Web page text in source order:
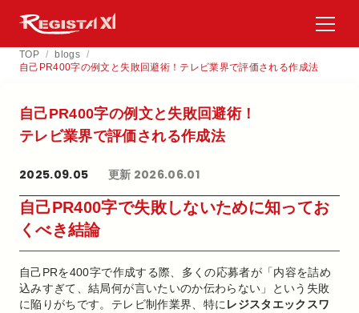
TOP / blogs /
自己PR400字の例文と失敗回避術！テレビ業界で評価される作成法
自己PR400字の​例文と​失敗回避術！​
テレビ業界で​評価される​作成法
2025.09.05 更新 2026.06.01
自己PR400字で失敗しないために知ってお
くべき結論
自己PRを400字で作成する際、多くの応募者が「内容を詰め
込みすぎて、結局何が言いたいのか伝わらない」という失敗
に陥りがちです。テレビ制作業界、特に レジスタエックスワ